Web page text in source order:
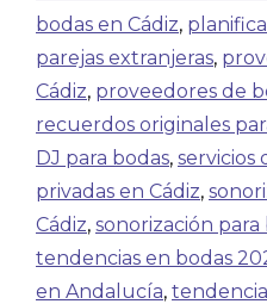
bodas en Cádiz,
parejas extranjeras,
Cádiz, proveedores de
recuerdos originales
DJ para bodas, servicios
privadas en Cádiz,
Cádiz, sonorización
tendencias en bodas
en Andalucía,